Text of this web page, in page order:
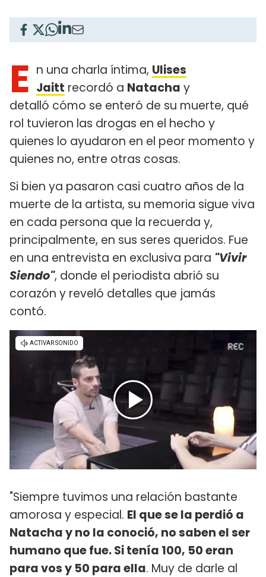
E n una charla íntima, Ulises
Jaitt recordó a Natacha y
detalló cómo se enteró de su muerte, qué
rol tuvieron las drogas en el hecho y
quienes lo ayudaron en el peor momento y
quienes no, entre otras cosas.
Si bien ya pasaron casi cuatro años de la
muerte de la artista, su memoria sigue viva
en cada persona que la recuerda y,
principalmente, en sus seres queridos. Fue
en una entrevista en exclusiva para "Vivir
Siendo​", donde el periodista abrió su
corazón y reveló detalles que jamás
contó.
"Siempre tuvimos una relación bastante
amorosa y especial. El que se la perdió a
Natacha y no la conoció, no saben el ser
humano que fue. Si tenía 100, 50 eran
para vos y 50 para ella. Muy de darle al